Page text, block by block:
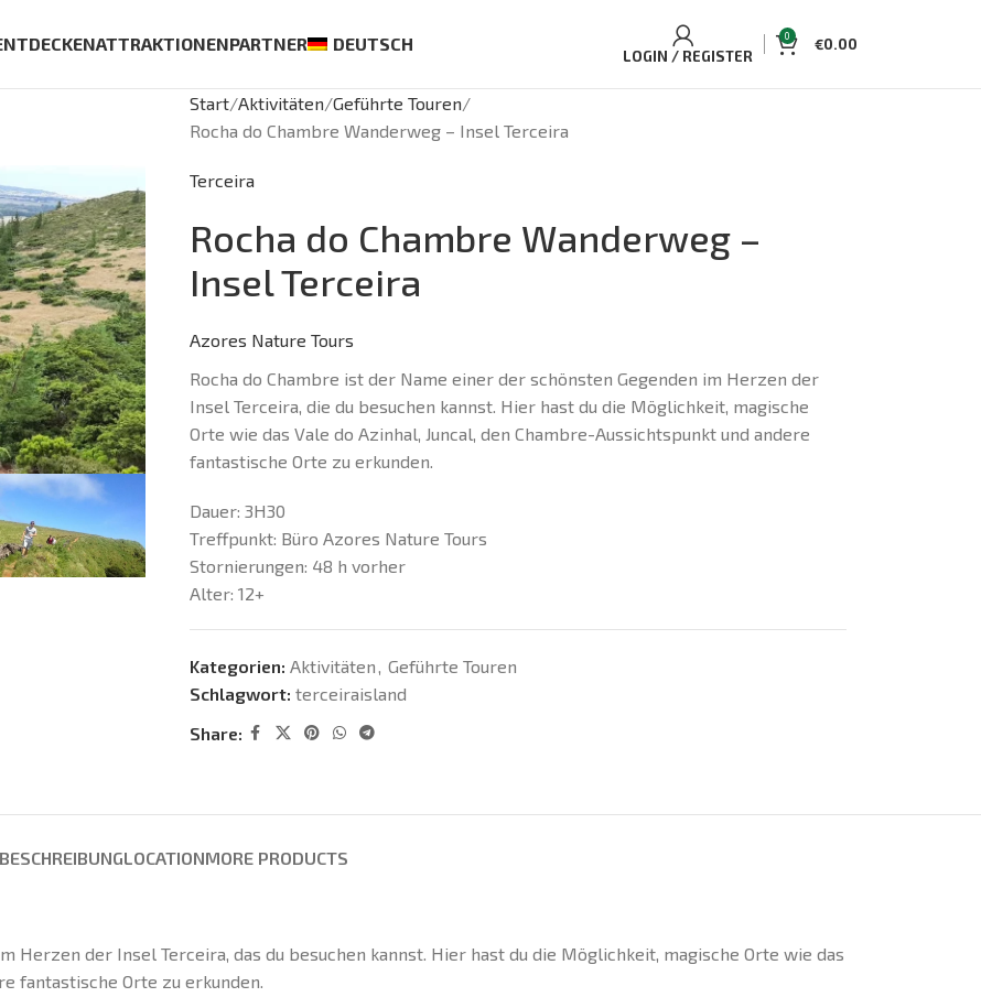
ATTRAKTIONENPARTNER DEUTSCH
LOGIN / REGISTER
0 €0.00
Start Aktivitäten Geführte Touren
Rocha do Chambre Wanderweg – Insel Terceira
Terceira
Rocha do Chambre Wanderweg –
Insel Terceira
Azores Nature Tours
Rocha do Chambre ist der Name einer der schönsten Gegenden im Herzen der
Insel Terceira, die du besuchen kannst. Hier hast du die Möglichkeit, magische
Orte wie das Vale do Azinhal, Juncal, den Chambre-Aussichtspunkt und andere
fantastische Orte zu erkunden.
Dauer: 3H30
Treffpunkt: Büro Azores Nature Tours
Stornierungen: 48 h vorher
Alter: 12+
Kategorien: Aktivitäten, Geführte Touren
Schlagwort: terceiraisland
Share:
BESCHREIBUNGLOCATIONMORE PRODUCTS
Herzen der Insel Terceira, das du besuchen kannst. Hier hast du die Möglichkeit, magische Orte wie das
fantastische Orte zu erkunden.